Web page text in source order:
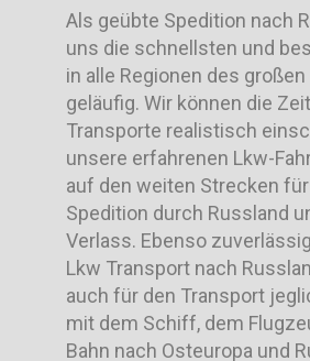
Als geübte Spedition nach
uns die schnellsten und
in alle Regionen des großen
geläufig. Wir können die
Transporte realistisch
unsere erfahrenen Lkw-
auf den weiten Strecken
Spedition durch Russland
Verlass. Ebenso
Lkw Transport nach
auch für den Transport
mit dem Schiff, dem
Bahn nach Osteuropa und